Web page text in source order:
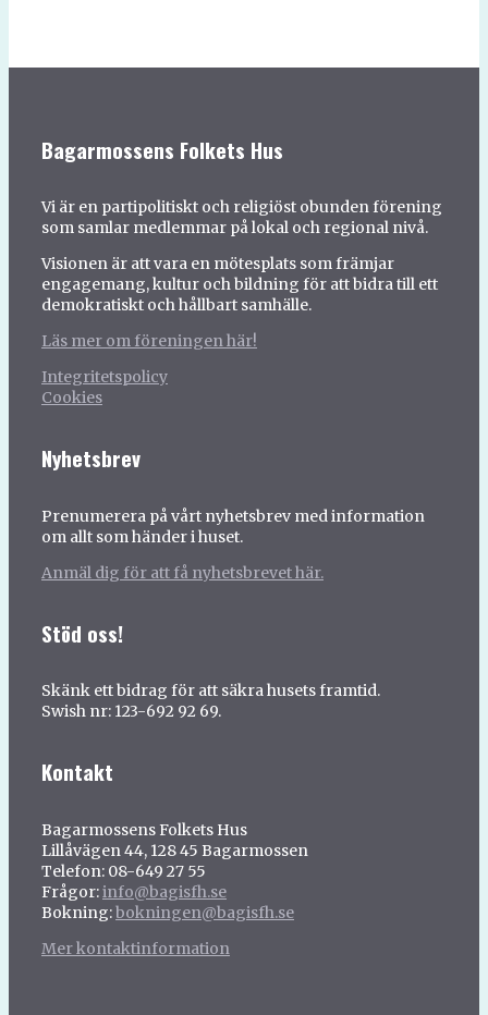
Bagarmossens Folkets Hus
Vi är en partipolitiskt och religiöst obunden förening
som samlar medlemmar på lokal och regional nivå.
Visionen är att vara en mötesplats som främjar
engagemang, kultur och bildning för att bidra till ett
demokratiskt och hållbart samhälle.
Läs mer om föreningen här!
Integritetspolicy
Cookies
Nyhetsbrev
Prenumerera på vårt nyhetsbrev med information
om allt som händer i huset.
Anmäl dig för att få nyhetsbrevet här.
Stöd oss!
Skänk ett bidrag för att säkra husets framtid.
Swish nr: 123-692 92 69.
Kontakt
Bagarmossens Folkets Hus
Lillåvägen 44, 128 45 Bagarmossen
Telefon: 08-649 27 55
Frågor:info@bagisfh.se
Bokning:bokningen@bagisfh.se
Mer kontaktinformation